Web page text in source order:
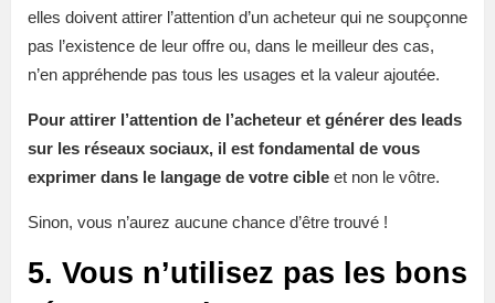
elles doivent attirer l’attention d’un acheteur qui ne soupçonne
pas l’existence de leur offre ou, dans le meilleur des cas,
n’en appréhende pas tous les usages et la valeur ajoutée.
Pour attirer l’attention de l’acheteur et générer des leads
sur les réseaux sociaux, il est fondamental de vous
exprimer dans le langage de votre cible et non le vôtre.
Sinon, vous n’aurez aucune chance d’être trouvé !
5. Vous n’utilisez pas les bons